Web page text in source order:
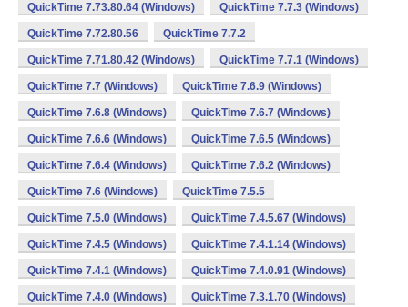
QuickTime 7.73.80.64 (Windows) QuickTime 7.7.3 (Windows)
QuickTime 7.72.80.56 QuickTime 7.7.2
QuickTime 7.71.80.42 (Windows) QuickTime 7.7.1 (Windows)
QuickTime 7.7 (Windows) QuickTime 7.6.9 (Windows)
QuickTime 7.6.8 (Windows) QuickTime 7.6.7 (Windows)
QuickTime 7.6.6 (Windows) QuickTime 7.6.5 (Windows)
QuickTime 7.6.4 (Windows) QuickTime 7.6.2 (Windows)
QuickTime 7.6 (Windows) QuickTime 7.5.5
QuickTime 7.5.0 (Windows) QuickTime 7.4.5.67 (Windows)
QuickTime 7.4.5 (Windows) QuickTime 7.4.1.14 (Windows)
QuickTime 7.4.1 (Windows) QuickTime 7.4.0.91 (Windows)
QuickTime 7.4.0 (Windows) QuickTime 7.3.1.70 (Windows)